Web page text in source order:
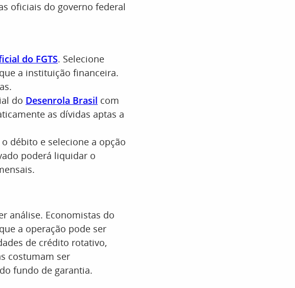
oficiais do governo federal
do FGTS. Selecione
a instituição financeira.
do Desenrola Brasil com
as dívidas aptas a
o débito e selecione a opção
poderá liquidar o
análise. Economistas do
a operação pode ser
de crédito rotativo,
costumam ser
fundo de garantia.